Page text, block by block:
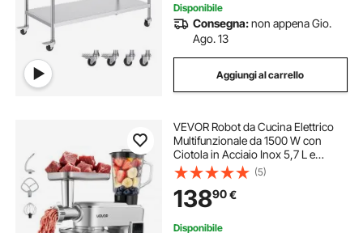
Disponibile
Consegna:non appena Gio.
Ago. 13
Aggiungi al carrello
VEVOR Robot da Cucina Elettrico
Multifunzionale da 1500 W con
Ciotola in Acciaio Inox 5,7 L e
Ciotola per Mescolare 1,5 L,
Impastatrice con 6 Velocità e
Gancio per Impastare, Frusta e
Sbattitore
(5)
13890€
Disponibile